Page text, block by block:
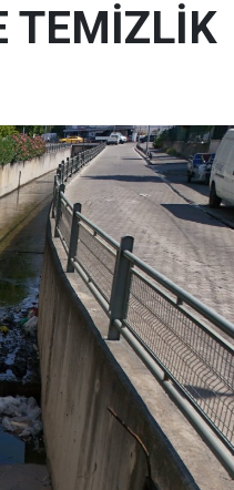
TEMİZLİK